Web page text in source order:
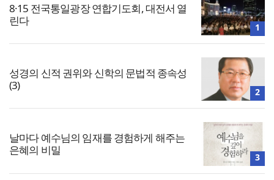
8·15 전국통일광장 연합기도회, 대전서 열
린다
1
성경의 신적 권위와 신학의 문법적 종속성
(3)
2
날마다 예수님의 임재를 경험하게 해주는
은혜의 비밀
3